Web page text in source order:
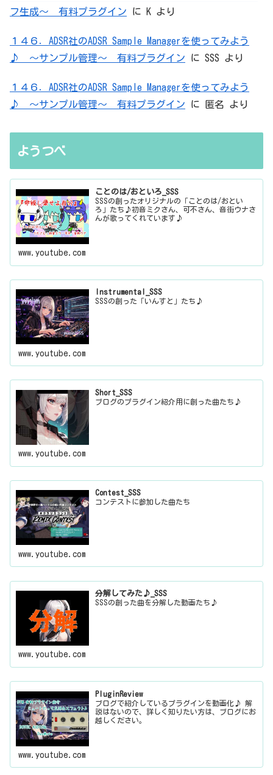
フ生成～ 有料プラグイン に K より
１４６．ADSR社のADSR Sample Managerを使ってみよう
♪ ～サンプル管理～ 有料プラグイン に SSS より
１４６．ADSR社のADSR Sample Managerを使ってみよう
♪ ～サンプル管理～ 有料プラグイン に 匿名 より
ようつべ
ことのは/おといろ_SSS
SSSの創ったオリジナルの「ことのは/おとい
ろ」たち♪初音ミクさん、可不さん、音街ウナさ
んが歌ってくれています♪
www.youtube.com
Instrumental_SSS
SSSの創った「いんすと」たち♪
www.youtube.com
Short_SSS
ブログのプラグイン紹介用に創った曲たち♪
www.youtube.com
Contest_SSS
コンテストに参加した曲たち
www.youtube.com
分解してみた♪_SSS
SSSの創った曲を分解した動画たち♪
www.youtube.com
PluginReview
ブログで紹介しているプラグインを動画化♪ 解
説はないので、詳しく知りたい方は、ブログにお
越しください。
www.youtube.com